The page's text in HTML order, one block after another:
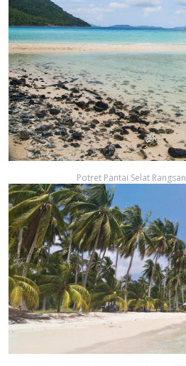
Potret Pantai Selat